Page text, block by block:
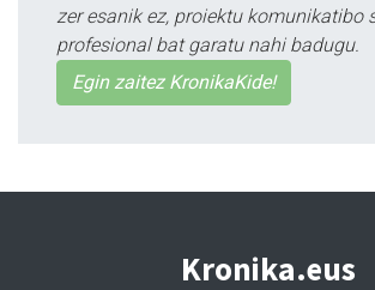
zer esanik ez, proiektu komunikatibo
profesional bat garatu nahi badugu.
Egin zaitez KronikaKide!
Kronika.eus